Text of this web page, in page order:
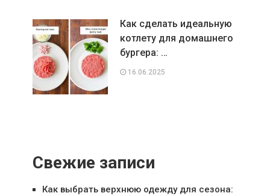
Как сделать идеальную
котлету для домашнего
бургера: …
16.06.2025
Свежие записи
Как выбрать верхнюю одежду для сезона: